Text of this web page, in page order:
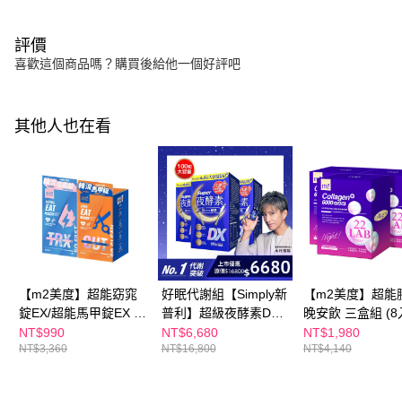
評價
喜歡這個商品嗎？購買後給他一個好評吧
其他人也在看
【m2美度】超能窈窕
錠EX/超能馬甲錠EX 買
1送1組(30錠/任選2盒)
NT$990
NT$3,360
好眠代謝組【Simply新
普利】超級夜酵素DX
100錠/盒x3盒 木村拓
哉 代言(日韓雙GABA
NT$6,680
NT$16,800
【m2美度】超能
晚安飲 三盒組 (8
NT$1,980
NT$4,140